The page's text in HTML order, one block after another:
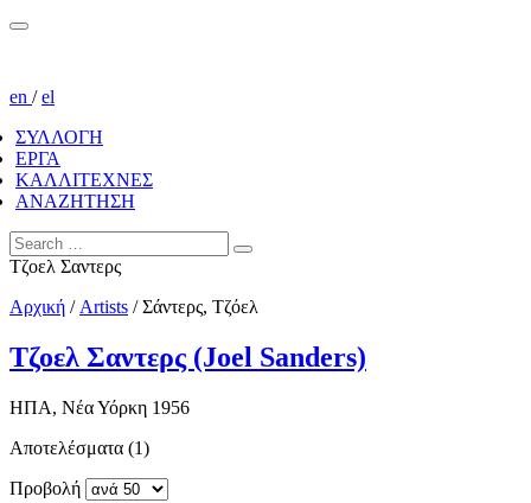
en /el
ΣΥΛΛΟΓΗ
ΕΡΓΑ
ΚΑΛΛΙΤΕΧΝΕΣ
ΑΝΑΖΗΤΗΣΗ
Τζοελ Σαντερς
Αρχική / Artists /Σάντερς, Τζόελ
Τζοελ Σαντερς (Joel Sanders)
ΗΠΑ, Νέα Υόρκη 1956
Αποτελέσματα (1)
Προβολή